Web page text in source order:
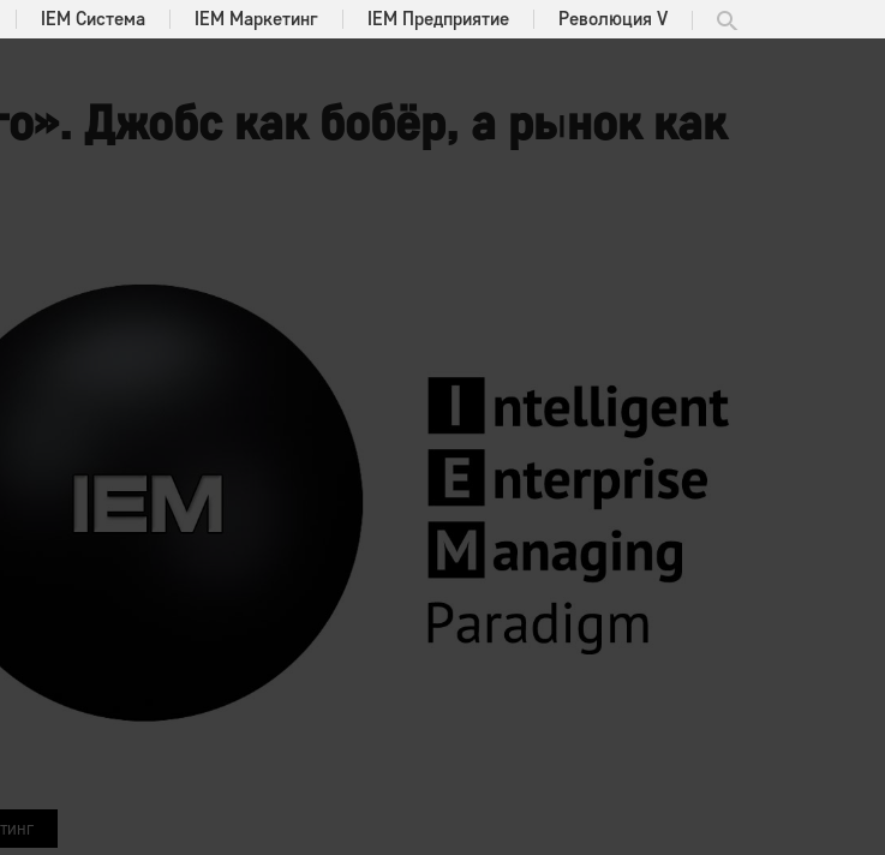
IEM Система IEM Маркетинг IEM Предприятие Революция V
Джобс как бобёр, а рынок как